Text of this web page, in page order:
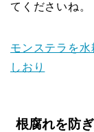
てくださいね。
モンステラを
しおり
根腐れを防